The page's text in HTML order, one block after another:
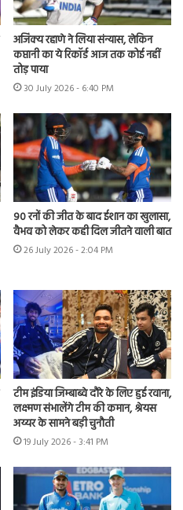
अजिंक्य रहाणे ने लिया संन्यास, लेकिन
कप्तानी का ये रिकॉर्ड आज तक कोई नहीं
तोड़ पाया
30 July 2026 - 6:40 PM
90 रनों की जीत के बाद ईशान का खुलासा,
वैभव को लेकर कही दिल जीतने वाली बात
26 July 2026 - 2:04 PM
टीम इंडिया जिम्बाब्वे दौरे के लिए हुई रवाना,
लक्ष्मण संभालेंगे टीम की कमान, श्रेयस
अय्यर के सामने बड़ी चुनौती
19 July 2026 - 3:41 PM